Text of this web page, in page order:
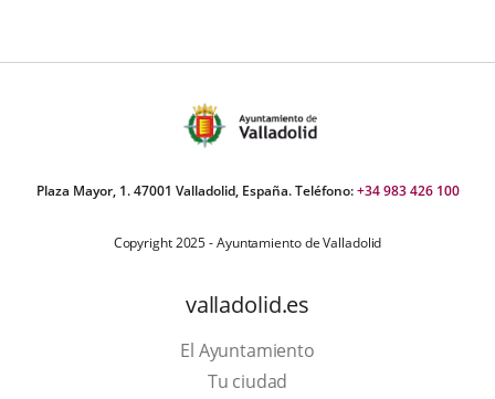
Plaza Mayor, 1. 47001 Valladolid, España. Teléfono:+34 983 426 100
Copyright 2025 - Ayuntamiento de Valladolid
valladolid.es
El Ayuntamiento
Tu ciudad